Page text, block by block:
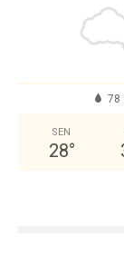
78
SEN
28°